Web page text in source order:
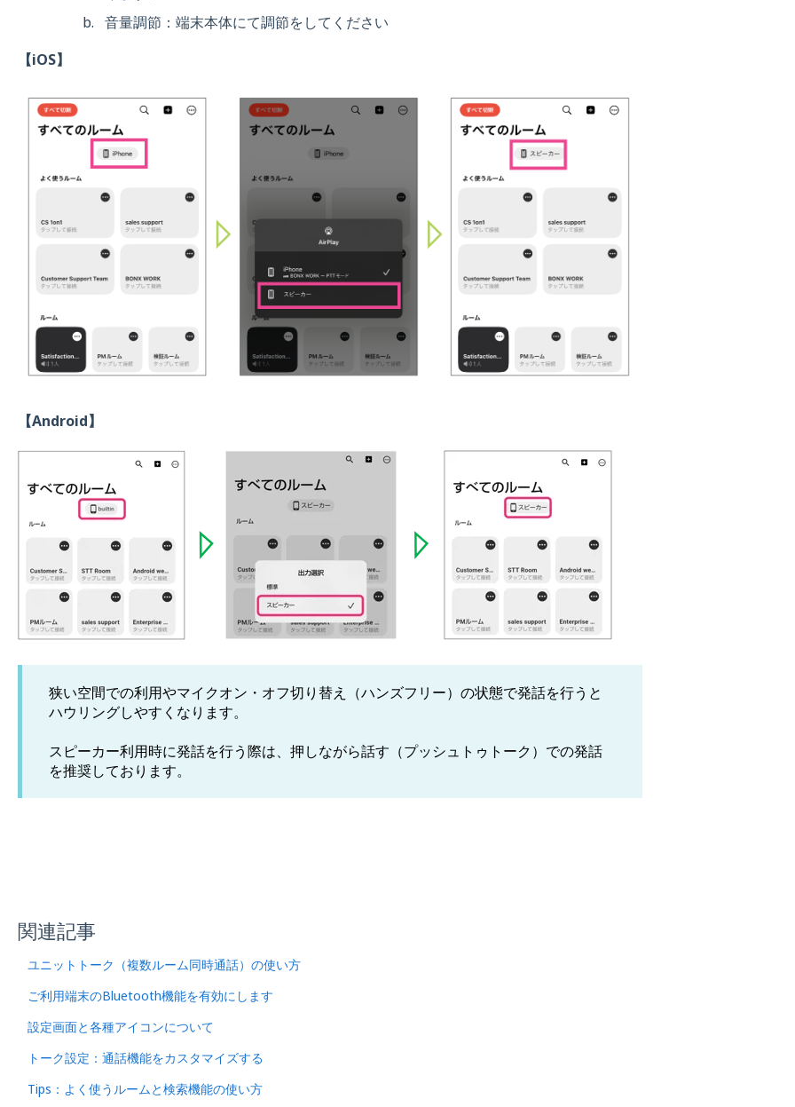
音量調節：端末本体にて調節をしてください
【iOS】
【Android】
狭い空間での利用やマイクオン・オフ切り替え（ハンズフリー）の状態で発話を行うと
ハウリングしやすくなります。
スピーカー利用時に発話を行う際は、押しながら話す（プッシュトゥトーク）での発話
を推奨しております。
関連記事
ユニットトーク（複数ルーム同時通話）の使い方
ご利用端末のBluetooth機能を有効にします
設定画面と各種アイコンについて
トーク設定：通話機能をカスタマイズする
Tips：よく使うルームと検索機能の使い方